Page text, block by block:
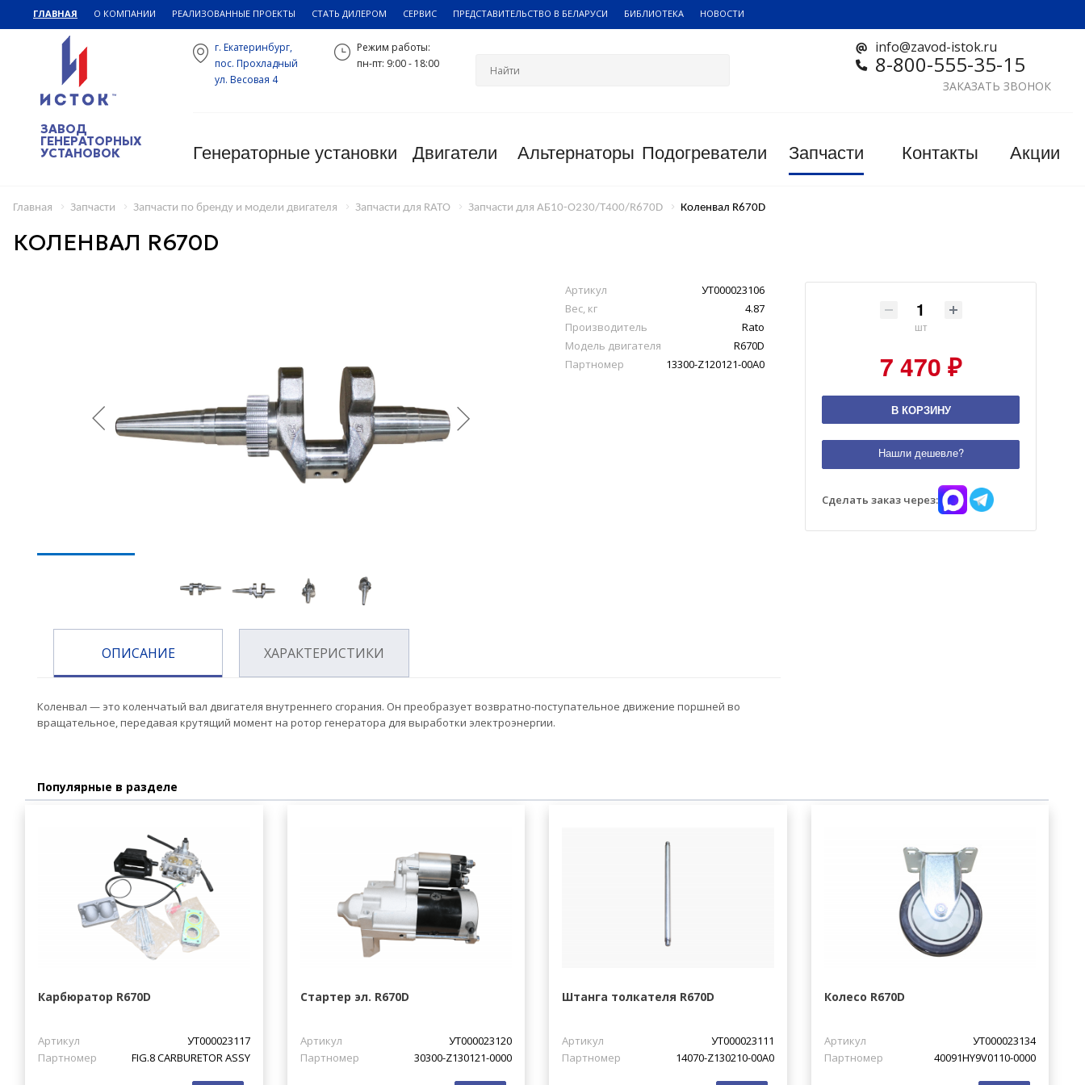
ГЛАВНАЯ О КОМПАНИИ РЕАЛИЗОВАННЫЕ ПРОЕКТЫ СТАТЬ ДИЛЕРОМ СЕРВИС ПРЕДСТАВИТЕЛЬСТВО В БЕЛАРУСИ БИБЛИОТЕКА НОВОСТИ
ЗАВОД
ГЕНЕРАТОРНЫХ
УСТАНОВОК
info@zavod-istok.ru
8-800-555-35-15
ЗАКАЗАТЬ ЗВОНОК
г. Екатеринбург,
пос. Прохладный
ул. Весовая 4
Режим работы:
пн-пт: 9:00 - 18:00
Генераторные установки Двигатели Альтернаторы Подогреватели Запчасти Контакты Акции
Главная Запчасти Запчасти по бренду и модели двигателя Запчасти для RATO Запчасти для АБ10-О230/Т400/R670D Коленвал R670D
КОЛЕНВАЛ R670D
Артикул
УТ000023106
Вес, кг
4.87
Производитель
Rato
Модель двигателя
R670D
Партномер
13300-Z120121-00A0
шт
7 470 ₽
В КОРЗИНУ
Нашли дешевле?
Сделать заказ через:
ОПИСАНИЕ ХАРАКТЕРИСТИКИ
Коленвал — это коленчатый вал двигателя внутреннего сгорания. Он преобразует возвратно-поступательное движение поршней во
вращательное, передавая крутящий момент на ротор генератора для выработки электроэнергии.
Популярные в разделе
Карбюратор R670D
Артикул
УТ000023117
Партномер
FIG.8 CARBURETOR ASSY
Стартер эл. R670D
Артикул
УТ000023120
Партномер
30300-Z130121-0000
Штанга толкателя R670D
Артикул
УТ000023111
Партномер
14070-Z130210-00A0
Колесо R670D
Артикул
УТ000023134
Партномер
40091HY9V0110-0000